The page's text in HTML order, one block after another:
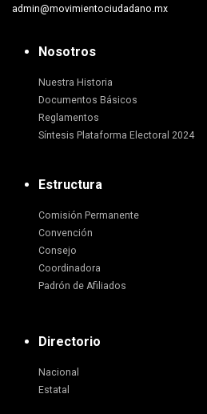
admin@movimientociudadano.mx
Nosotros
Nuestra Historia
Documentos Básicos
Reglamentos
Síntesis Plataforma Electoral 2024
Estructura
Comisión Permanente
Convención
Consejo
Coordinadora
Padrón de Afiliados
Directorio
Nacional
Estatal